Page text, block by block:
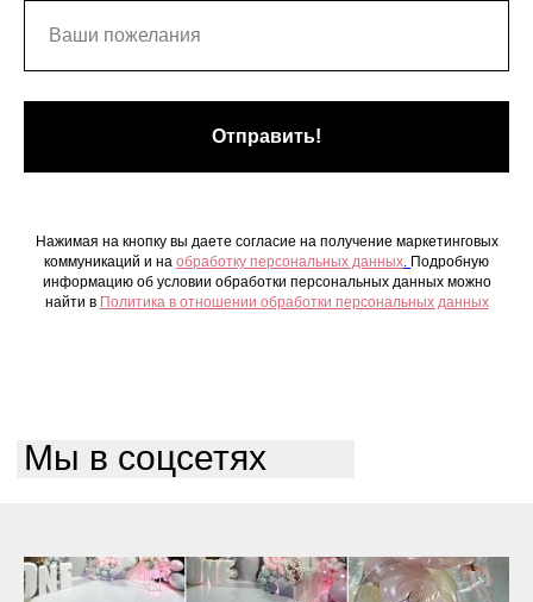
Отправить!
Нажимая на кнопку вы даете согласие на получение маркетинговых
коммуникаций и на обработку персональных данных Подробную
информацию об условии обработки персональных данных можно
найти в Политика в отношении обработки персональных данных
Мы в соцсетях